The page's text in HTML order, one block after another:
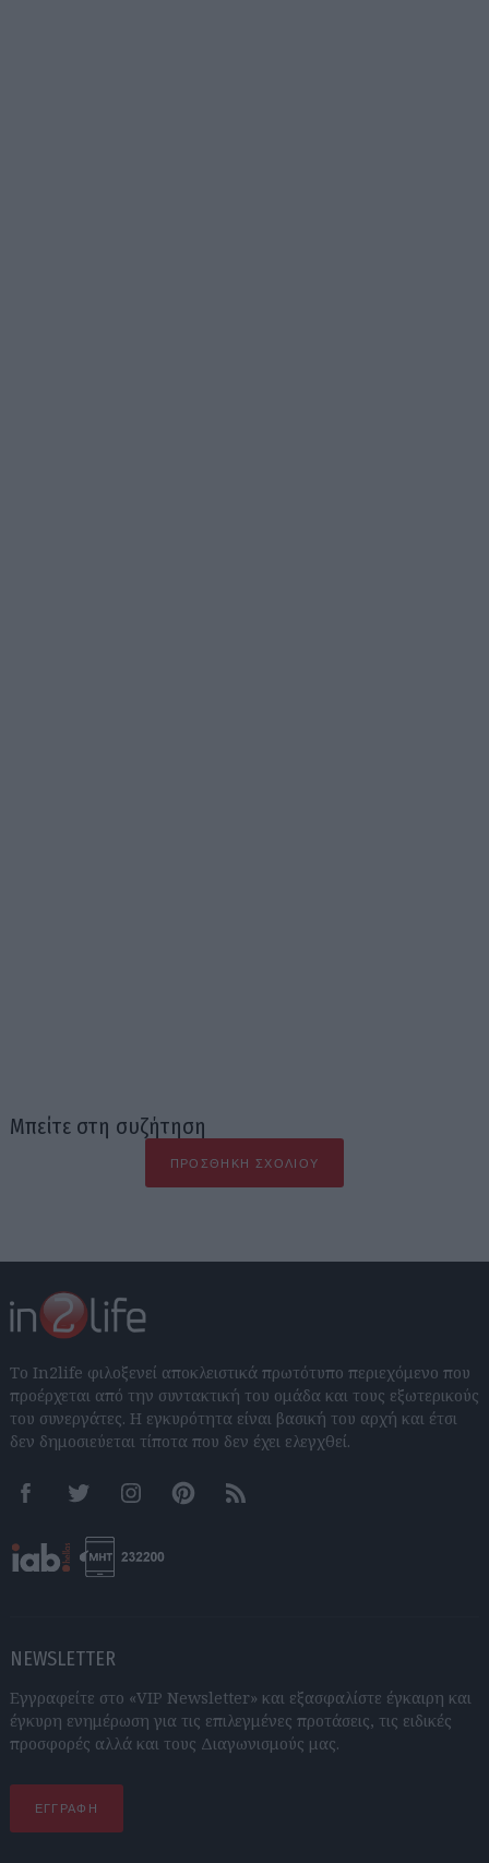
Μπείτε στη συζήτηση
ΠΡΟΣΘΉΚΗ ΣΧΟΛΊΟΥ
Το In2life φιλοξενεί αποκλειστικά πρωτότυπο περιεχόμενο που
προέρχεται από την συντακτική του ομάδα και τους εξωτερικούς
του συνεργάτες. Η εγκυρότητα είναι βασική του αρχή και έτσι
δεν δημοσιεύεται τίποτα που δεν έχει ελεγχθεί.
FacebookTwitter InstagramPinterestRSS feeds
NEWSLETTER
Εγγραφείτε στο «VIP Newsletter» και εξασφαλίστε έγκαιρη και
έγκυρη ενημέρωση για τις επιλεγμένες προτάσεις, τις ειδικές
προσφορές αλλά και τους Διαγωνισμούς μας.
ΕΓΓΡΑΦΗ